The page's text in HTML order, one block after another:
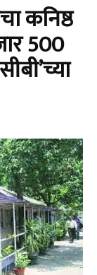
कनिष्ठ
500